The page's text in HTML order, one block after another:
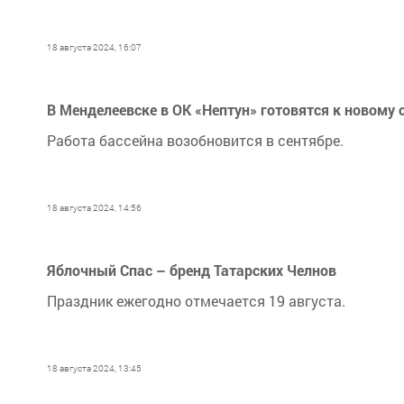
18 августа 2024, 16:07
В Менделеевске в ОК «Нептун» готовятся к новому
Работа бассейна возобновится в сентябре.
18 августа 2024, 14:56
Яблочный Спас – бренд Татарских Челнов
Праздник ежегодно отмечается 19 августа.
18 августа 2024, 13:45